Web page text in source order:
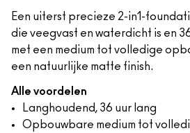
Een uiterst precieze 2-in1-
die veegvast en waterdicht is en
met een medium tot volledige
een natuurlijke matte finish.
Alle voordelen
Langhoudend, 36 uur lang
Opbouwbare medium tot